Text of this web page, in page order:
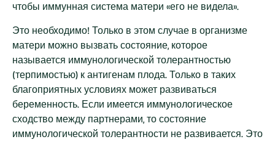
чтобы иммунная система матери «его не видела».
Это необходимо! Только в этом случае в организме
матери можно вызвать состояние, которое
называется иммунологической толерантностью
(терпимостью) к антигенам плода. Только в таких
благоприятных условиях может развиваться
беременность. Если имеется иммунологическое
сходство между партнерами, то состояние
иммунологической толерантности не развивается. Это